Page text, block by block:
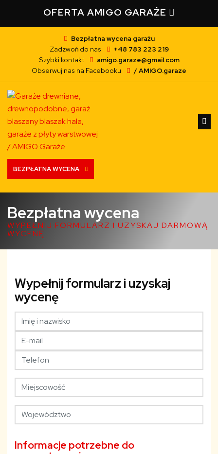
OFERTA AMIGO GARAŻE
Bezpłatna wycena garażu
Zadzwoń do nas
+48 783 223 219
Szybki kontakt
amigo.garaze@gmail.com
Obserwuj nas na Facebooku
/ AMIGO.garaze
BEZPŁATNA WYCENA
Bezpłatna wycena
WYPEŁNIJ FORMULARZ I UZYSKAJ DARMOWĄ
WYCENĘ
Wypełnij formularz i uzyskaj
wycenę
Informacje potrzebne do